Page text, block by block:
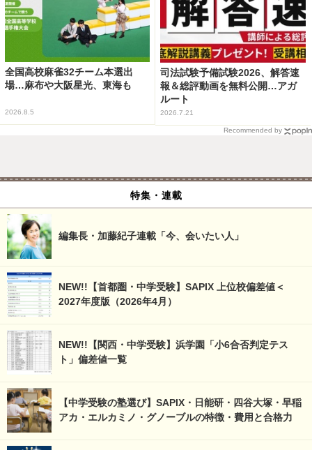
全国高校麻雀32チーム本選出
場…麻布や大阪星光、東海も
2026.8.5
司法試験予備試験2026、解答速
報＆総評動画を無料公開…アガ
ルート
2026.7.21
Recommended by
特集・連載
編集長・加藤紀子連載「今、会いたい人」
NEW!!【首都圏・中学受験】SAPIX 上位校偏差値＜
2027年度版（2026年4月）
NEW!!【関西・中学受験】浜学園「小6合否判定テス
ト」偏差値一覧
【中学受験の塾選び】SAPIX・日能研・四谷大塚・早稲
アカ・エルカミノ・グノーブルの特徴・費用と合格力